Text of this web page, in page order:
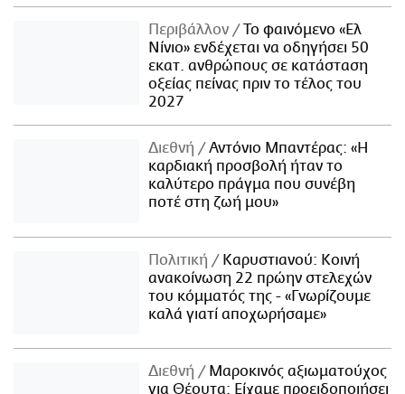
Περιβάλλον
Το φαινόμενο «Ελ
Νίνιο» ενδέχεται να οδηγήσει 50
εκατ. ανθρώπους σε κατάσταση
οξείας πείνας πριν το τέλος του
2027
Διεθνή
Αντόνιο Μπαντέρας: «Η
καρδιακή προσβολή ήταν το
καλύτερο πράγμα που συνέβη
ποτέ στη ζωή μου»
Πολιτική
Καρυστιανού: Κοινή
ανακοίνωση 22 πρώην στελεχών
του κόμματός της - «Γνωρίζουμε
καλά γιατί αποχωρήσαμε»
Διεθνή
Μαροκινός αξιωματούχος
για Θέουτα: Είχαμε προειδοποιήσει